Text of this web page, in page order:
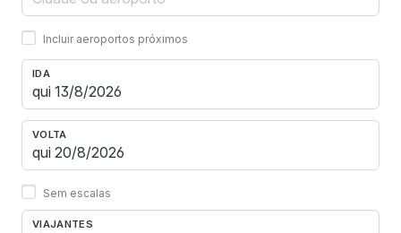
Incluir aeroportos próximos
IDA
VOLTA
Sem escalas
VIAJANTES